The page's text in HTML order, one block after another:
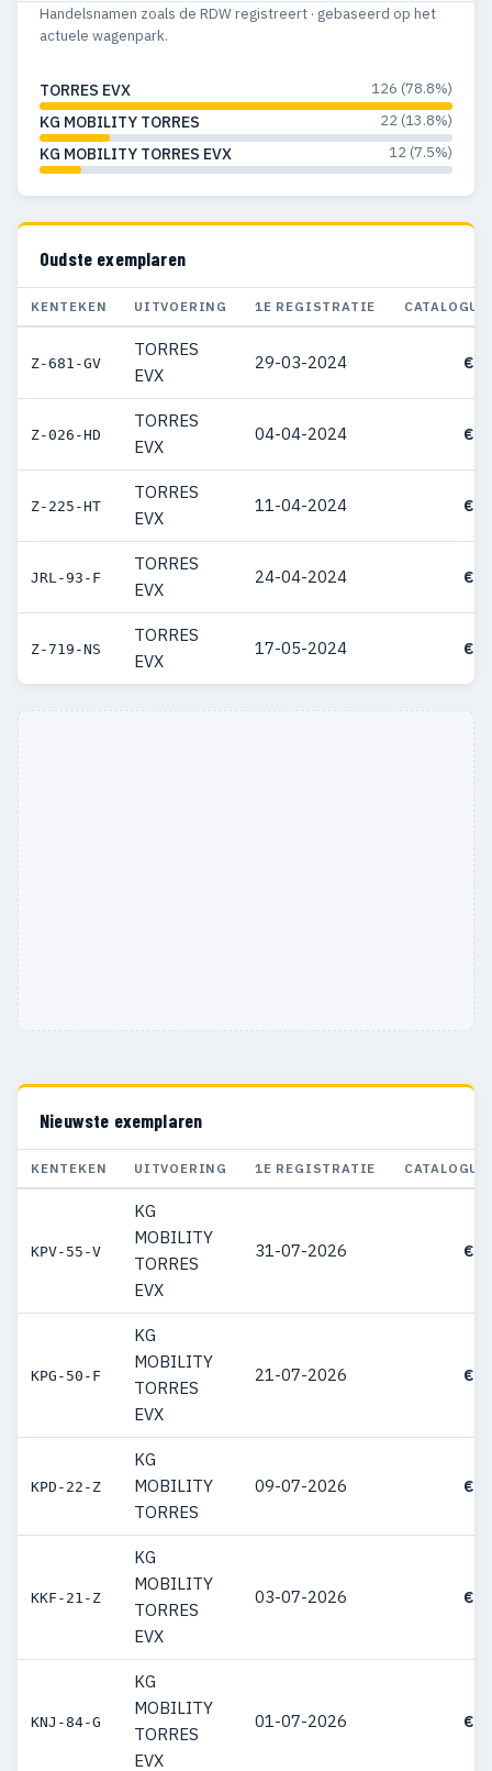
Handelsnamen zoals de RDW registreert · gebaseerd op het
actuele wagenpark.
TORRES EVX 126 (78.8%)
KG MOBILITY TORRES 22 (13.8%)
KG MOBILITY TORRES EVX 12 (7.5%)
Oudste exemplaren
KENTEKEN UITVOERING 1E REGISTRATIE
Z-681-GV
TORRES
EVX
29-03-2024 €
Z-026-HD
TORRES
EVX
04-04-2024 €
Z-225-HT
TORRES
EVX
11-04-2024 €
JRL-93-F
TORRES
EVX
24-04-2024 €
Z-719-NS
TORRES
EVX
17-05-2024 €
Nieuwste exemplaren
KENTEKEN UITVOERING 1E REGISTRATIE
KPV-55-V
KG
MOBILITY
TORRES
EVX
31-07-2026 €
KPG-50-F
KG
MOBILITY
TORRES
EVX
21-07-2026 €
KPD-22-Z
KG
MOBILITY
TORRES
09-07-2026 €
KKF-21-Z
KG
MOBILITY
TORRES
EVX
03-07-2026 €
KNJ-84-G
KG
MOBILITY
TORRES
EVX
01-07-2026 €